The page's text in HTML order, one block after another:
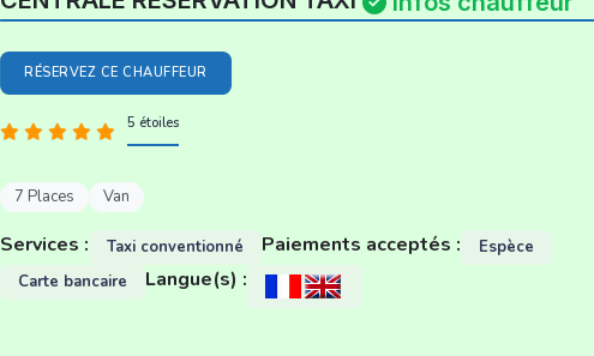
RÉSERVEZ CE CHAUFFEUR
5 étoiles
7 Places Van
Services : Taxi conventionné Paiements acceptés :
Espèce
Carte bancaire
Langue(s) :